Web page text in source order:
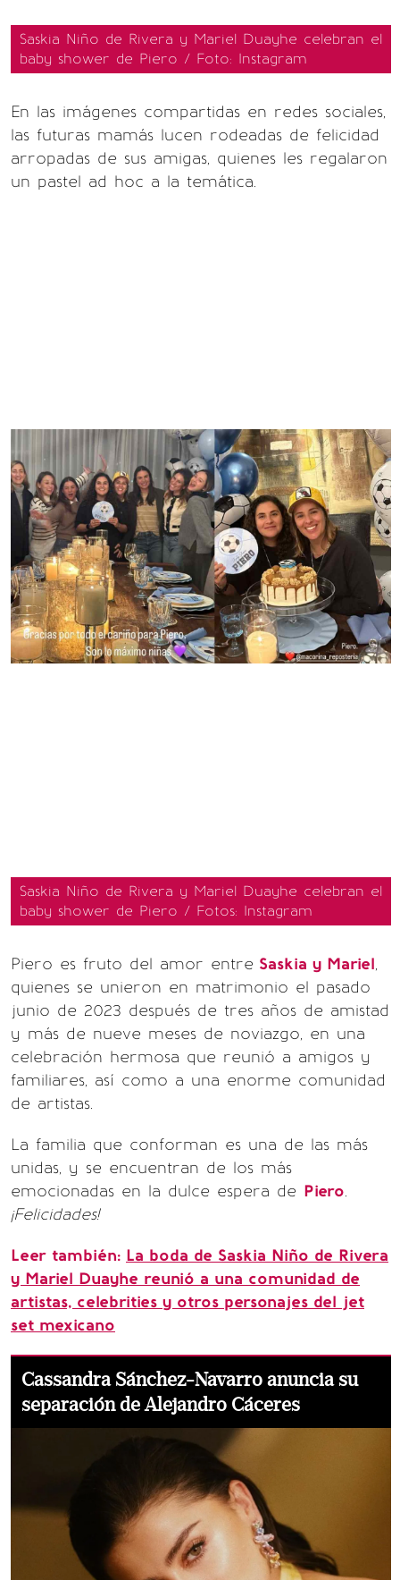
Saskia Niño de Rivera y Mariel Duayhe celebran el
baby shower de Piero / Foto: Instagram
En las imágenes compartidas en redes sociales,
las futuras mamás lucen rodeadas de felicidad
arropadas de sus amigas, quienes les regalaron
un pastel ad hoc a la temática.
Saskia Niño de Rivera y Mariel Duayhe celebran el
baby shower de Piero / Fotos: Instagram
Piero es fruto del amor entre Saskia y Mariel,
quienes se unieron en matrimonio el pasado
junio de 2023 después de tres años de amistad
y más de nueve meses de noviazgo, en una
celebración hermosa que reunió a amigos y
familiares, así como a una enorme comunidad
de artistas.
La familia que conforman es una de las más
unidas, y se encuentran de los más
emocionadas en la dulce espera de Piero.
¡Felicidades!
Leer también: La boda de Saskia Niño de Rivera
y Mariel Duayhe reunió a una comunidad de
artistas, celebrities y otros personajes del jet
set mexicano
Cassandra Sánchez-Navarro anuncia su
separación de Alejandro Cáceres